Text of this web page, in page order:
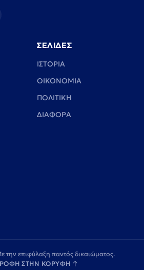
ΣΕΛΙΔΕΣ
ΙΣΤΟΡΙΑ
ΟΙΚΟΝΟΜΙΑ
ΠΟΛΙΤΙΚΗ
ΔΙΑΦΟΡΑ
επιφύλαξη παντός δικαιώματος.
ΣΤΗΝ ΚΟΡΥΦΗ ↑